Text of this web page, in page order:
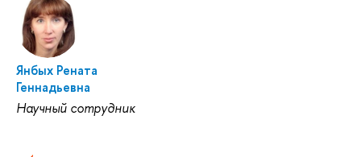
Янбых Рената
Геннадьевна
Научный сотрудник